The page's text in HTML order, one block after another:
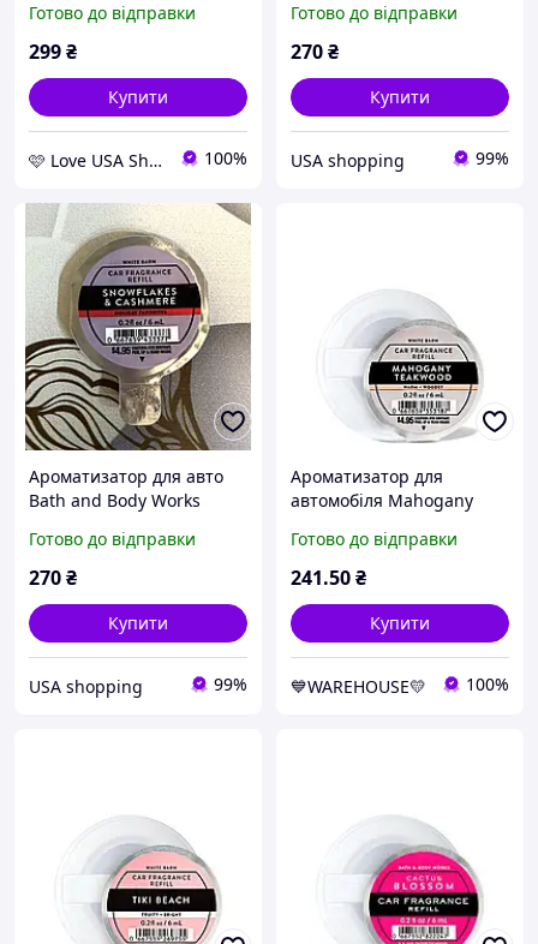
Diffuser
Готово до відправки
299₴
Купити
🩷 Love USA Shop 🩷 100%
Готово до відправки
270₴
Купити
USA shopping 99%
Ароматизатор для авто
Bath and Body Works
Готово до відправки
270₴
Купити
USA shopping 99%
Ароматизатор для
автомобіля Mahogany
Works
Готово до відправки
241.50₴
Купити
💙WAREHOUSE💛 100%